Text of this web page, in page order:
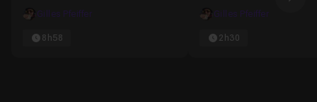
Gilles Pfeiffer
8h58
Gilles Pfeiffer
2h30